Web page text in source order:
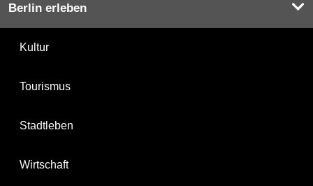
Berlin erleben
Kultur
Tourismus
Stadtleben
Wirtschaft